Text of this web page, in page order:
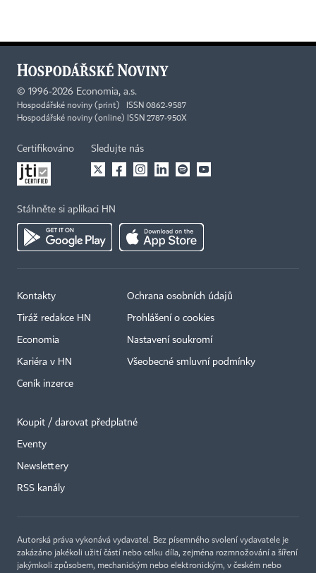
© 1996-2026 Economia, a.s.
Hospodářské noviny (print) ISSN 0862-9587
Hospodářské noviny (online) ISSN 2787-950X
Certifikováno Sledujte nás
Stáhněte si aplikaci HN
Kontakty
Tiráž redakce HN
Economia
Kariéra v HN
Ceník inzerce
Ochrana osobních údajů
Prohlášení o cookies
Nastavení soukromí
Všeobecné smluvní podmínky
Koupit / darovat předplatné
Eventy
Newslettery
RSS kanály
Autorská práva vykonává vydavatel. Bez písemného svolení vydavatele je
zakázáno jakékoli užití částí nebo celku díla, zejména rozmnožování a šíření
jakýmkoli způsobem, mechanickým nebo elektronickým, v českém nebo